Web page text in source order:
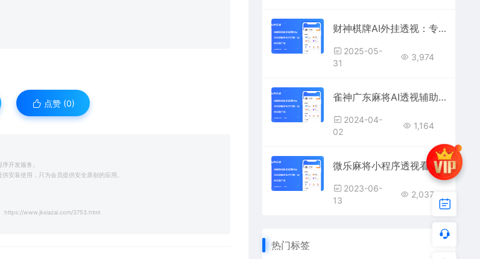
点赞 (0)
开发服务。
安装使用，只为会员提供安全原创的应用。
https://www.jkxiazai.com/3753.html
财神棋牌AI外挂透视：专为跑胡子、字牌、红中麻将设计的地方辅助系统
2025-05-
31
3,974
雀神广东麻将AI透视辅助外挂(微信雀神麻将小程序作弊器)
2024-04-
02
1,164
微乐麻将小程序透视看牌挂（微乐麻将AI作弊看牌器）
2023-06-
13
2,037
热门标签